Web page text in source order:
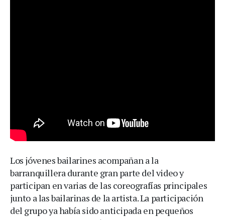
Los jóvenes bailarines acompañan a la
barranquillera durante gran parte del video y
participan en varias de las coreografías principales
junto a las bailarinas de la artista. La participación
del grupo ya había sido anticipada en pequeños